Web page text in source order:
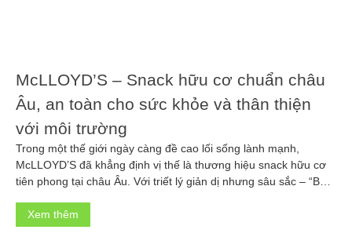
McLLOYD’S – Snack hữu cơ chuẩn châu
Âu, an toàn cho sức khỏe và thân thiện
với môi trường
Trong một thế giới ngày càng đề cao lối sống lành mạnh,
McLLOYD’S đã khẳng định vị thế là thương hiệu snack hữu cơ
tiên phong tại châu Âu. Với triết lý giản dị nhưng sâu sắc – “Bạn
sản phẩm ăn vặt […]
Xem thêm